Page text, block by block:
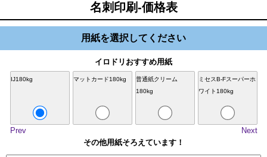
名刺印刷-価格表
用紙を選択してください
イロドリおすすめ用紙
IJ180kg マットカード180kg
普通紙クリーム
180kg
ミセスB-Fスーパーホ
ワイト180kg
Prev
Next
その他用紙そろえています！